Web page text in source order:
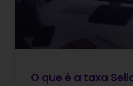
O que é a taxa